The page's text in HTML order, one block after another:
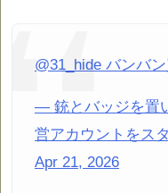
@31_hide バンバ
— 銃とバッジを置
営アカウントをス
Apr 21, 2026